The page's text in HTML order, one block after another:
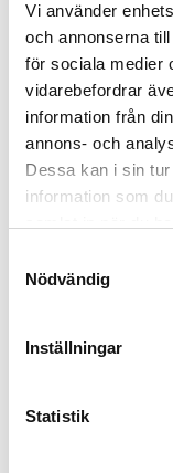
Vi använder
och annonserna
för sociala medier
vidarebefordrar
information från
annons- och
Dessa kan i sin
information som
Nödvändig
Inställningar
Statistik
Tillbaka till
1. Antal
2.
3. Betalning
Fel